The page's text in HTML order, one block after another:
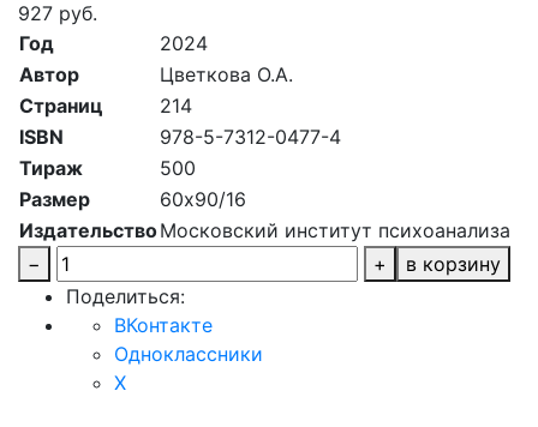
927 руб.
Год
2024
Автор
Цветкова О.А.
Страниц
214
ISBN
978-5-7312-0477-4
Тираж
500
Размер
60х90/16
ИздательствоМосковский институт психоанализа
−
+
в корзину
Поделиться:
ВКонтакте
Одноклассники
X